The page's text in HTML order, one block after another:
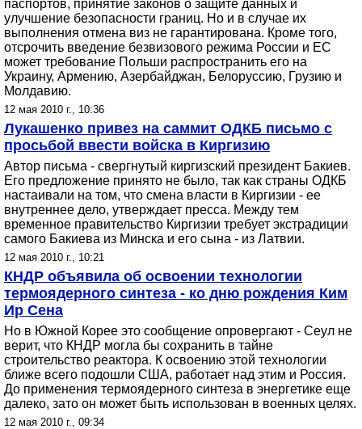
паспортов, принятие законов о защите данных и
улучшение безопасности границ. Но и в случае их
выполнения отмена виз не гарантирована. Кроме того,
отсрочить введение безвизового режима России и ЕС
может требование Польши распространить его на
Украину, Армению, Азербайджан, Белоруссию, Грузию и
Молдавию.
12 мая 2010 г., 10:36
Лукашенко привез на саммит ОДКБ письмо с
просьбой ввести войска в Киргизию
Автор письма - свергнутый киргизский президент Бакиев.
Его предложение принято не было, так как страны ОДКБ
настаивали на том, что смена власти в Киргизии - ее
внутреннее дело, утверждает пресса. Между тем
временное правительство Киргизии требует экстрадиции
самого Бакиева из Минска и его сына - из Латвии.
12 мая 2010 г., 10:21
КНДР объявила об освоении технологии
термоядерного синтеза - ко дню рождения Ким
Ир Сена
Но в Южной Корее это сообщение опровергают - Сеул не
верит, что КНДР могла бы сохранить в тайне
строительство реактора. К освоению этой технологии
ближе всего подошли США, работает над этим и Россия.
До применения термоядерного синтеза в энергетике еще
далеко, зато он может быть использован в военных целях.
12 мая 2010 г., 09:34